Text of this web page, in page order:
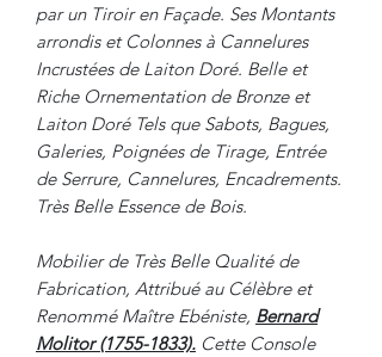
par un Tiroir en Façade. Ses Montants
arrondis et Colonnes à Cannelures
Incrustées de Laiton Doré. Belle et
Riche Ornementation de Bronze et
Laiton Doré Tels que Sabots, Bagues,
Galeries, Poignées de Tirage, Entrée
de Serrure, Cannelures, Encadrements.
Très Belle Essence de Bois.
Mobilier de Très Belle Qualité de
Fabrication, Attribué au Célèbre et
Renommé Maître Ebéniste, Bernard
Molitor (1755-1833). Cette Console